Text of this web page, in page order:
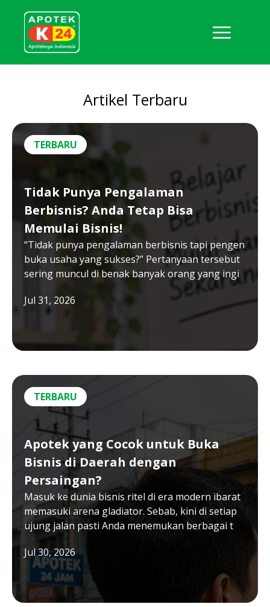
Artikel Terbaru
Tidak Punya Pengalaman
Berbisnis? Anda Tetap Bisa
Memulai Bisnis!
“Tidak punya pengalaman berbisnis tapi pengen
buka usaha yang sukses?” Pertanyaan tersebut
sering muncul di benak banyak orang yang ingi
Jul 31, 2026
TERBARU
Apotek yang Cocok untuk Buka
Bisnis di Daerah dengan
Persaingan?
Masuk ke dunia bisnis ritel di era modern ibarat
memasuki arena gladiator. Sebab, kini di setiap
ujung jalan pasti Anda menemukan berbagai t
Jul 30, 2026
TERBARU